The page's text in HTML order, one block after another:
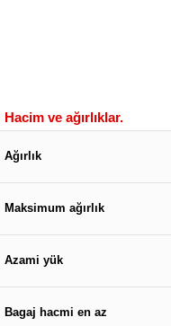
Hacim ve ağırlıklar.
Ağırlık
Maksimum ağırlık
Azami yük
Bagaj hacmi en az